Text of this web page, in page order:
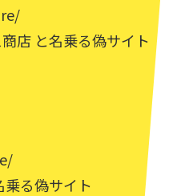
店 と名乗る偽サイト
る偽サイト